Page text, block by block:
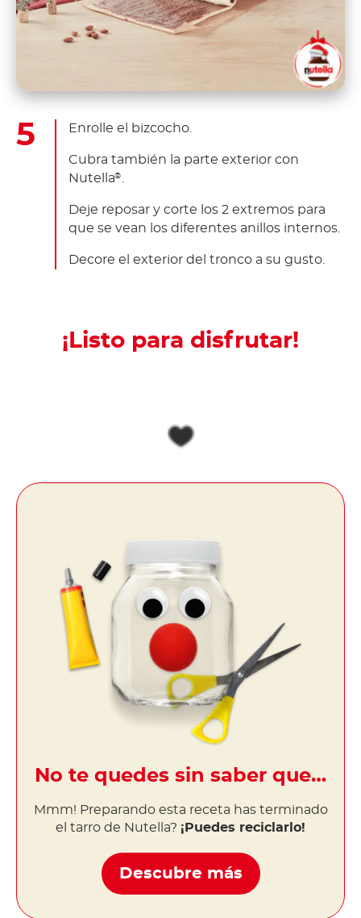
Enrolle el bizcocho.
Cubra también la parte exterior con
Nutella® .
Deje reposar y corte los 2 extremos para
que se vean los diferentes anillos internos.
Decore el exterior del tronco a su gusto.
¡Listo para disfrutar!
No te quedes sin saber que…
Mmm! Preparando esta receta has terminado
el tarro de Nutella? ¡Puedes reciclarlo!
Descubre más